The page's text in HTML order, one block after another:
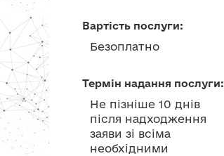
Вартість послуги:
Безоплатно
Термін надання послуги:
Не пізніше 10 днів
після надходження
заяви зі всіма
необхідними